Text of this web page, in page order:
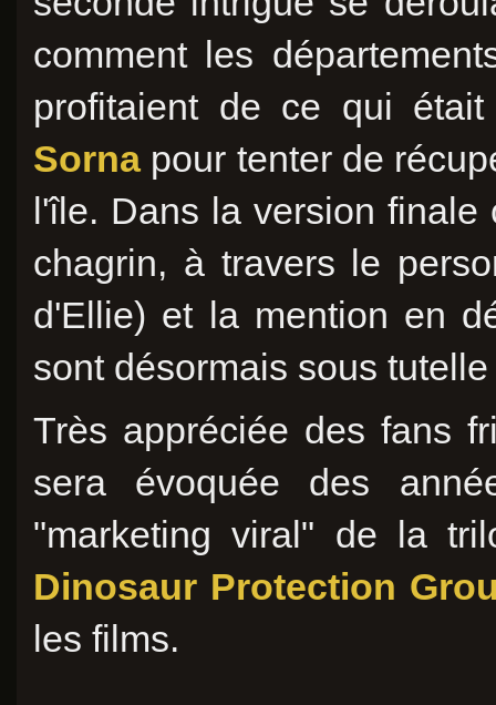
comment les
profitaient de ce qui
Sornapour tenter de
l'île. Dans la version
chagrin, à travers le
d'Ellie) et la mention en
sont désormais sous
Très appréciée des fans
sera évoquée des
"marketing viral" de la
Dinosaur Protection
les films.